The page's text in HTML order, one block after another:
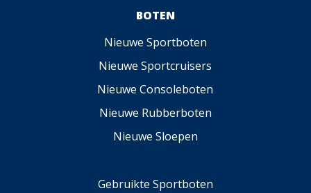
BOTEN
Nieuwe Sportboten
Nieuwe Sportcruisers
Nieuwe Consoleboten
Nieuwe Rubberboten
Nieuwe Sloepen
Gebruikte Sportboten